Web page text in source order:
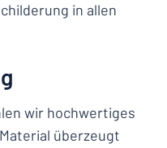
in allen
wir hochwertiges
überzeugt